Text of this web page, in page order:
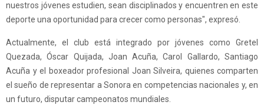
nuestros jóvenes estudien, sean disciplinados y encuentren en este
deporte una oportunidad para crecer como personas", expresó.
Actualmente, el club está integrado por jóvenes como Gretel
Quezada, Óscar Quijada, Joan Acuña, Carol Gallardo, Santiago
Acuña y el boxeador profesional Joan Silveira, quienes comparten
el sueño de representar a Sonora en competencias nacionales y, en
un futuro, disputar campeonatos mundiales.